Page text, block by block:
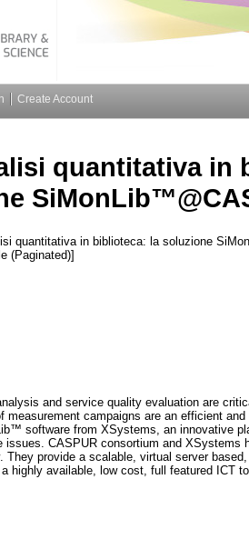
Create Account
quantitativa in
quantitativa in biblioteca: la soluzione
(Paginated)]
and service quality evaluation are
campaigns are an efficient
software from XSystems, an innovative
CASPUR consortium and XSystems
provide a scalable, virtual server
highly available, low cost, full featured ICT